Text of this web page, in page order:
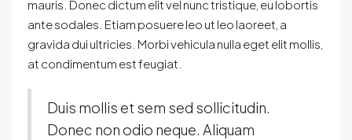
mauris. Donec dictum elit vel nunc tristique, eu lobortis
ante sodales. Etiam posuere leo ut leo laoreet, a
gravida dui ultricies. Morbi vehicula nulla eget elit mollis,
at condimentum est feugiat.
Duis mollis et sem sed sollicitudin.
Donec non odio neque. Aliquam